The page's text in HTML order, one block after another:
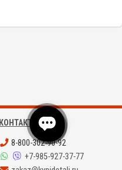
КОНТАКТЫ
8-800-302-90-92
+7-985-927-37-77